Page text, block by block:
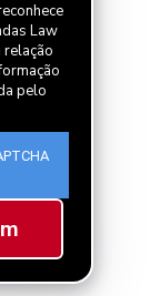
Law
relação
pelo